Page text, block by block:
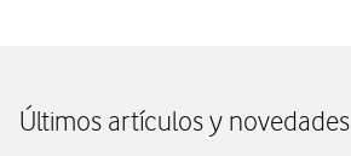
Últimos artículos y novedades